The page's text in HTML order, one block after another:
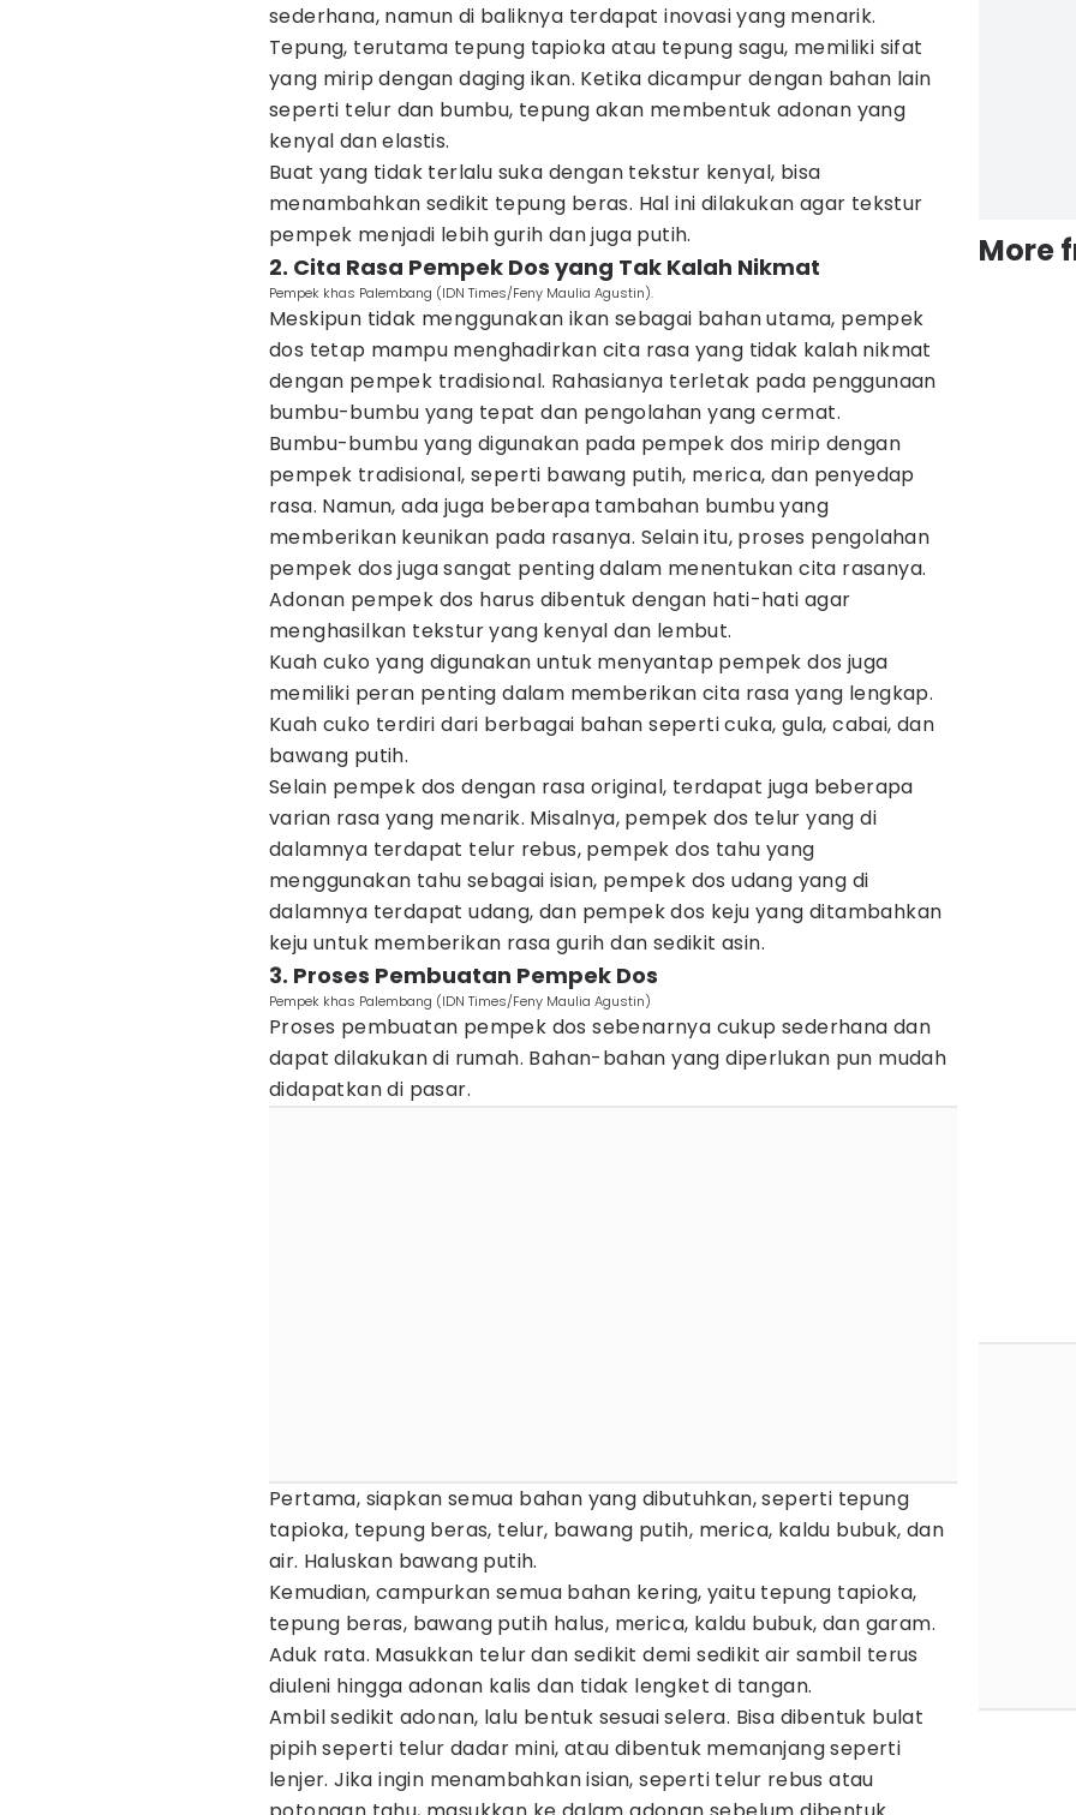
sederhana, namun di baliknya terdapat inovasi yang menarik.
Tepung, terutama tepung tapioka atau tepung sagu, memiliki sifat
yang mirip dengan daging ikan. Ketika dicampur dengan bahan lain
seperti telur dan bumbu, tepung akan membentuk adonan yang
kenyal dan elastis.
Buat yang tidak terlalu suka dengan tekstur kenyal, bisa
menambahkan sedikit tepung beras. Hal ini dilakukan agar tekstur
pempek menjadi lebih gurih dan juga putih.
2. Cita Rasa Pempek Dos yang Tak Kalah Nikmat
Pempek khas Palembang (IDN Times/Feny Maulia Agustin).
Meskipun tidak menggunakan ikan sebagai bahan utama, pempek
dos tetap mampu menghadirkan cita rasa yang tidak kalah nikmat
dengan pempek tradisional. Rahasianya terletak pada penggunaan
bumbu-bumbu yang tepat dan pengolahan yang cermat.
Bumbu-bumbu yang digunakan pada pempek dos mirip dengan
pempek tradisional, seperti bawang putih, merica, dan penyedap
rasa. Namun, ada juga beberapa tambahan bumbu yang
memberikan keunikan pada rasanya. Selain itu, proses pengolahan
pempek dos juga sangat penting dalam menentukan cita rasanya.
Adonan pempek dos harus dibentuk dengan hati-hati agar
menghasilkan tekstur yang kenyal dan lembut.
Kuah cuko yang digunakan untuk menyantap pempek dos juga
memiliki peran penting dalam memberikan cita rasa yang lengkap.
Kuah cuko terdiri dari berbagai bahan seperti cuka, gula, cabai, dan
bawang putih.
Selain pempek dos dengan rasa original, terdapat juga beberapa
varian rasa yang menarik. Misalnya, pempek dos telur yang di
dalamnya terdapat telur rebus, pempek dos tahu yang
menggunakan tahu sebagai isian, pempek dos udang yang di
dalamnya terdapat udang, dan pempek dos keju yang ditambahkan
keju untuk memberikan rasa gurih dan sedikit asin.
3. Proses Pembuatan Pempek Dos
Pempek khas Palembang (IDN Times/Feny Maulia Agustin)
Proses pembuatan pempek dos sebenarnya cukup sederhana dan
dapat dilakukan di rumah. Bahan-bahan yang diperlukan pun mudah
didapatkan di pasar.
Pertama, siapkan semua bahan yang dibutuhkan, seperti tepung
tapioka, tepung beras, telur, bawang putih, merica, kaldu bubuk, dan
air. Haluskan bawang putih.
Kemudian, campurkan semua bahan kering, yaitu tepung tapioka,
tepung beras, bawang putih halus, merica, kaldu bubuk, dan garam.
Aduk rata. Masukkan telur dan sedikit demi sedikit air sambil terus
diuleni hingga adonan kalis dan tidak lengket di tangan.
Ambil sedikit adonan, lalu bentuk sesuai selera. Bisa dibentuk bulat
pipih seperti telur dadar mini, atau dibentuk memanjang seperti
lenjer. Jika ingin menambahkan isian, seperti telur rebus atau
More